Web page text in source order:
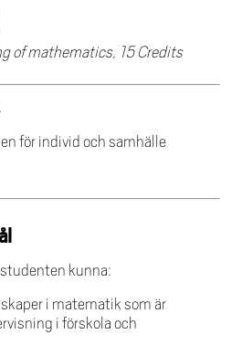
of mathematics, 15 Credits
för individ och samhälle
kunna:
i matematik som är
i förskola och